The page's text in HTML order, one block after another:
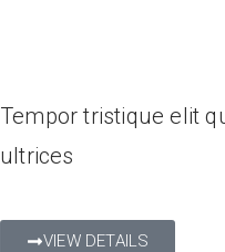
Tempor tristique elit
ultrices
VIEW DETAILS